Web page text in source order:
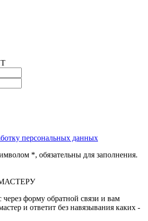
персональных данных
*, обязательны для заполнения.
через форму обратной связи и вам
и ответит без навязывания каких -